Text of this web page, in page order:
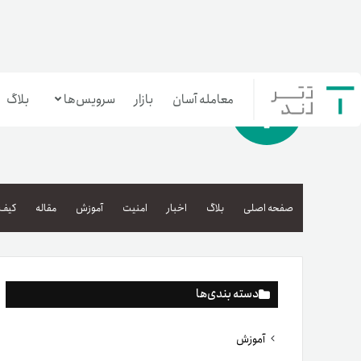
معامله آسان بازار سرویس‌ها
بازار تترلند
سرمایه‌گذاری آسان
بلاگ
صفحه اصلی بلاگ اخبار امنیت آموزش مقاله
دسته بندی‌ها
آموزش